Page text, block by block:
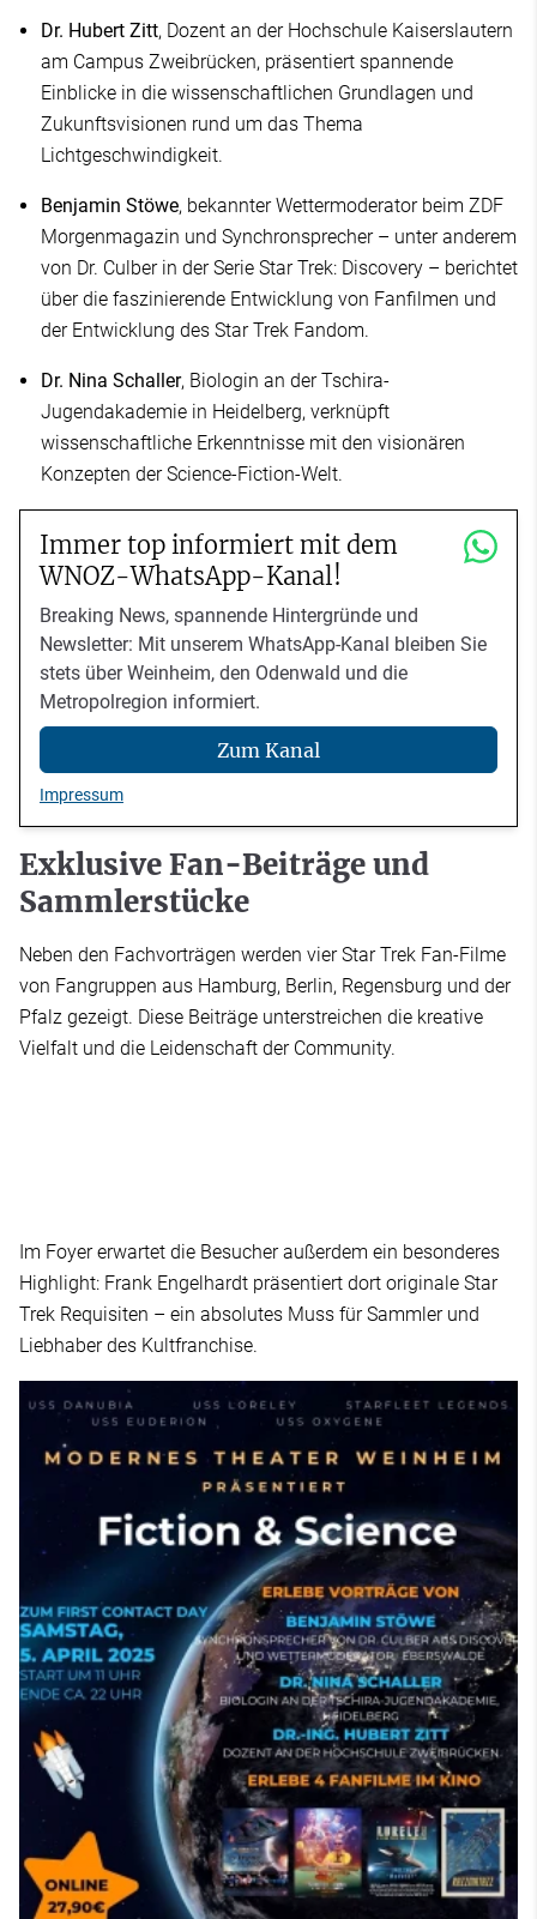
Dr. Hubert Zitt, Dozent an der Hochschule Kaiserslautern
am Campus Zweibrücken, präsentiert spannende
Einblicke in die wissenschaftlichen Grundlagen und
Zukunftsvisionen rund um das Thema
Lichtgeschwindigkeit.
Benjamin Stöwe, bekannter Wettermoderator beim ZDF
Morgenmagazin und Synchronsprecher – unter anderem
von Dr. Culber in der Serie Star Trek: Discovery – berichtet
über die faszinierende Entwicklung von Fanfilmen und
der Entwicklung des Star Trek Fandom.
Dr. Nina Schaller, Biologin an der Tschira-
Jugendakademie in Heidelberg, verknüpft
wissenschaftliche Erkenntnisse mit den visionären
Konzepten der Science-Fiction-Welt.
Immer top informiert mit dem
WNOZ-WhatsApp-Kanal!
Breaking News, spannende Hintergründe und
Newsletter: Mit unserem WhatsApp-Kanal bleiben Sie
stets über Weinheim, den Odenwald und die
Metropolregion informiert.
Zum Kanal
Impressum
Exklusive Fan-Beiträge und
Sammlerstücke
Neben den Fachvorträgen werden vier Star Trek Fan-Filme
von Fangruppen aus Hamburg, Berlin, Regensburg und der
Pfalz gezeigt. Diese Beiträge unterstreichen die kreative
Vielfalt und die Leidenschaft der Community.
Im Foyer erwartet die Besucher außerdem ein besonderes
Highlight: Frank Engelhardt präsentiert dort originale Star
Trek Requisiten – ein absolutes Muss für Sammler und
Liebhaber des Kultfranchise.